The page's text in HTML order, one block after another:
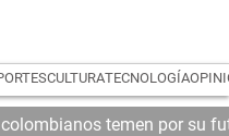
CULTURATECNOLOGÍA
temen por su